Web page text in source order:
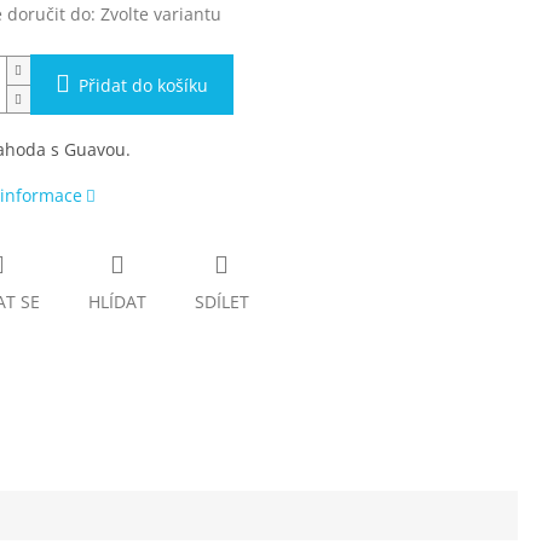
doručit do: Zvolte variantu
Přidat do košíku
s Guavou.
SE HLÍDAT SDÍLET